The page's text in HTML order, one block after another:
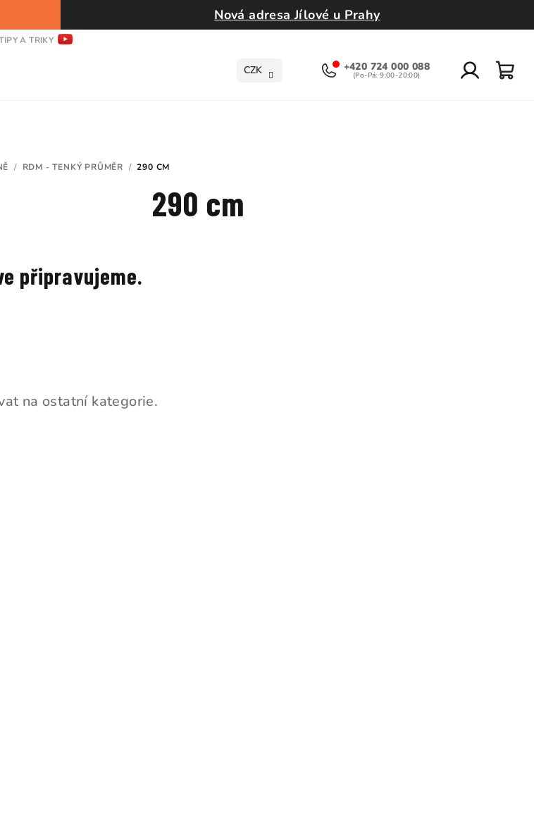
Nová adresa Jílové u Prahy
A TRIKY
CZK +420 724 000 088
/ RDM - TENKÝ PRŮMĚR / 290 CM
290 cm
připravujeme.
na ostatní kategorie.